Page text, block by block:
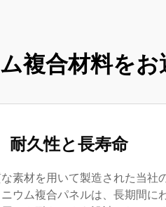
複合材料を
耐久性と長寿命
素材を用いて製造された当社
ウム複合パネルは、長期間に